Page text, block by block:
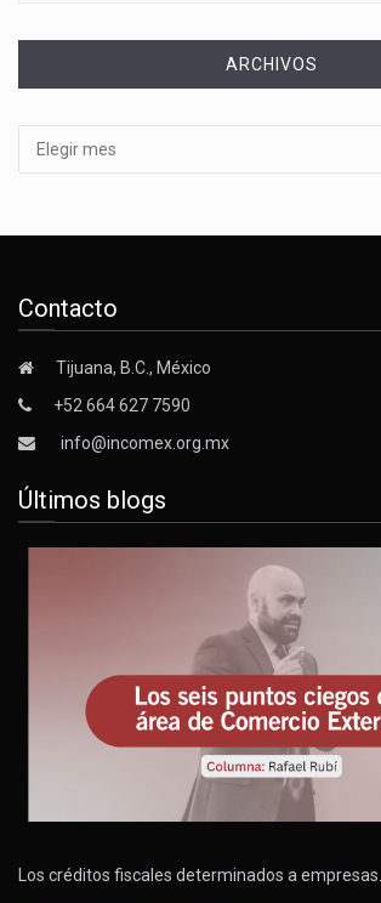
ARCHIVOS
Contacto
Tijuana, B.C., México
+52 664 627 7590
info@incomex.org.mx
Últimos blogs
Los créditos fiscales determinados a empresas…